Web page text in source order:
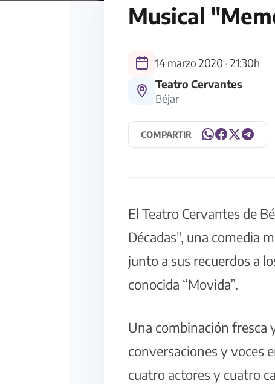
Musical
14 marzo 2020 · 21:30h
Teatro Cervantes
Béjar
COMPARTIR
El Teatro Cervantes de
Décadas", una comedia
junto a sus recuerdos a
conocida “Movida”.
Una combinación fresca
conversaciones y voces
cuatro actores y cuatro